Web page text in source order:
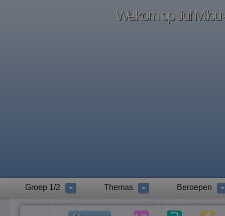
Welkom op Juf Milou
Groep 1/2 Themas Beroepen